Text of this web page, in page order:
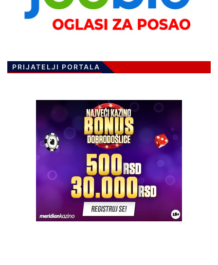
PRIJATELJI PORTALA